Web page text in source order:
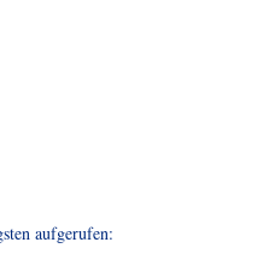
aufgerufen: